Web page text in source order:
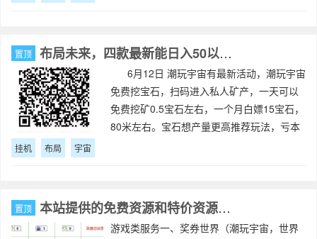
置顶 布局未来，四款最新能日入50以上的自动挂机元宇宙小游戏
6月12日 潮玩宇宙有最新活动，潮玩宇宙
免费挖宝石，扫码进入私人矿产，一天可以
免费挖矿0.5宝石左右，一个月白嫖15宝石，
80米左右。宝石想产量更高推荐玩法，亏本
挂机 布局 宇宙
置顶 本站提供的免费资源和特价资源服务
游戏类服务一、奖券世界（潮玩宇宙，世界